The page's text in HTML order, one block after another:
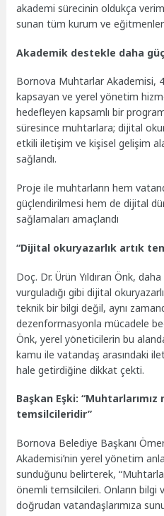
akademi sürecinin oldukça
sunan tüm kurum ve
Akademik destekle daha
Bornova Muhtarlar Akademisi,
kapsayan ve yerel yönetim
hedefleyen kapsamlı bir
süresince muhtarlara; dijital
etkili iletişim ve kişisel gelişim
sağlandı.
Proje ile muhtarların hem
güçlendirilmesi hem de dijital
sağlamaları amaçlandı
“Dijital okuryazarlık artık
Doç. Dr. Ürün Yıldıran Önk,
vurguladığı gibi dijital
teknik bir bilgi değil, aynı
dezenformasyonla mücadele
Önk, yerel yöneticilerin bu
kamu ile vatandaş arasındaki
hale getirdiğine dikkat çekti.
Başkan Eşki:
temsilcileridir”
Bornova Belediye Başkanı
Akademisi’nin yerel yönetim
sunduğunu belirterek,
önemli temsilcileri. Onların bilgi
doğrudan vatandaşlarımıza